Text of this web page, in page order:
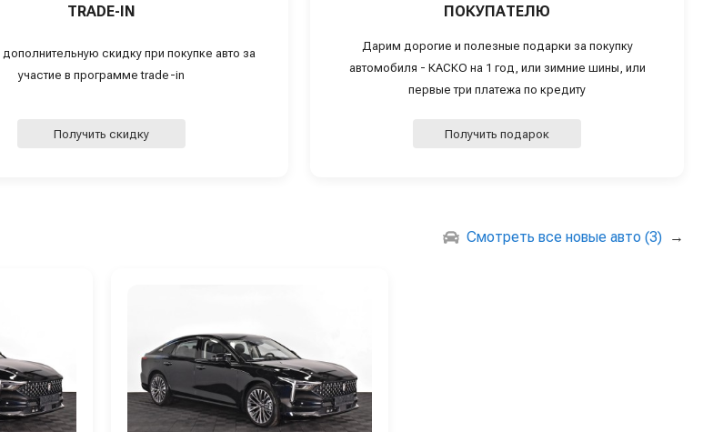
TRADE-IN
дополнительную скидку при покупке авто за
участие в программе trade-in
Получить скидку
ПОКУПАТЕЛЮ
Дарим дорогие и полезные подарки за покупку
автомобиля - КАСКО на 1 год, или зимние шины, или
первые три платежа по кредиту
Получить подарок
Смотреть все новые авто (3) →